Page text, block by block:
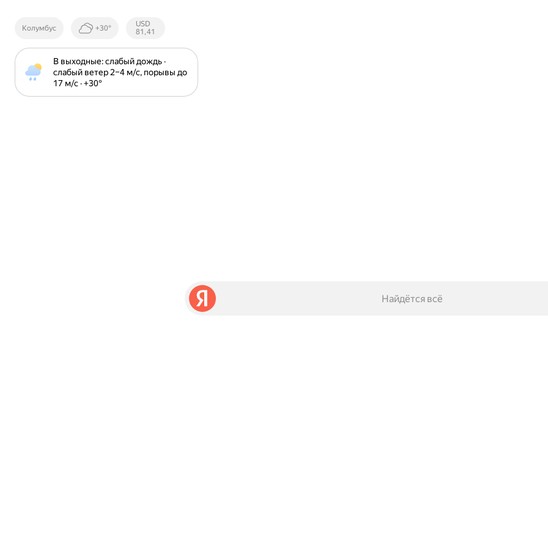
Колумбус +30°
Курсы ЦБ
РФ
USD
81,41
В выходные: слабый дождь ·
слабый ветер 2⁠–⁠4 м⁠/⁠с, порывы до
17 м⁠/⁠с · +30⁠°